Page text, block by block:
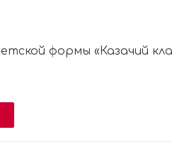
формы «Казачий